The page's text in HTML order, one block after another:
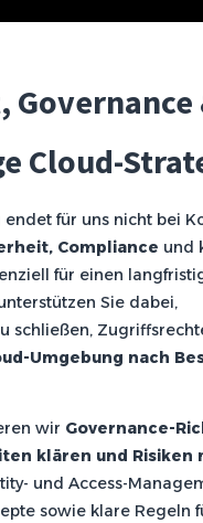
Governance
Cloud-
für uns nicht bei
Compliance und
für einen
Sie dabei,
schließen,
Umgebung nach
wir Governance-
klären und Risiken
und Access-
sowie klare Regeln